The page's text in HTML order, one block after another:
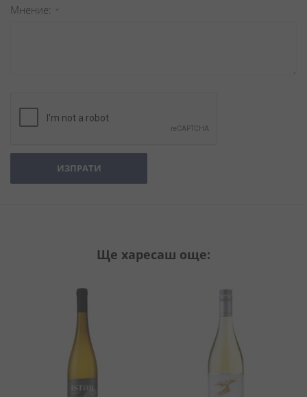
Мнение
ИЗПРАТИ
Ще харесаш още: